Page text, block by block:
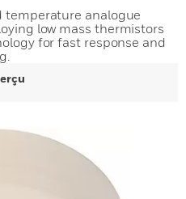
temperature analogue
low mass thermistors
for fast response and